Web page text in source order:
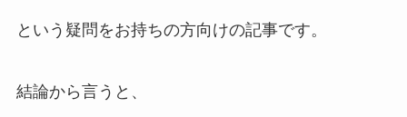
という疑問をお持ちの方向けの記事です。
結論から言うと、